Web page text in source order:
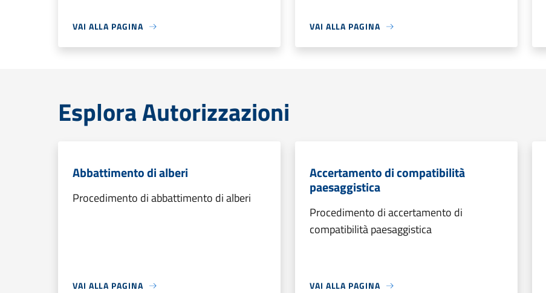
VAI ALLA PAGINA VAI ALLA PAGINA
Esplora Autorizzazioni
Abbattimento di alberi
Procedimento di abbattimento di alberi
VAI ALLA PAGINA
Accertamento di compatibilità
paesaggistica
Procedimento di accertamento di
compatibilità paesaggistica
VAI ALLA PAGINA